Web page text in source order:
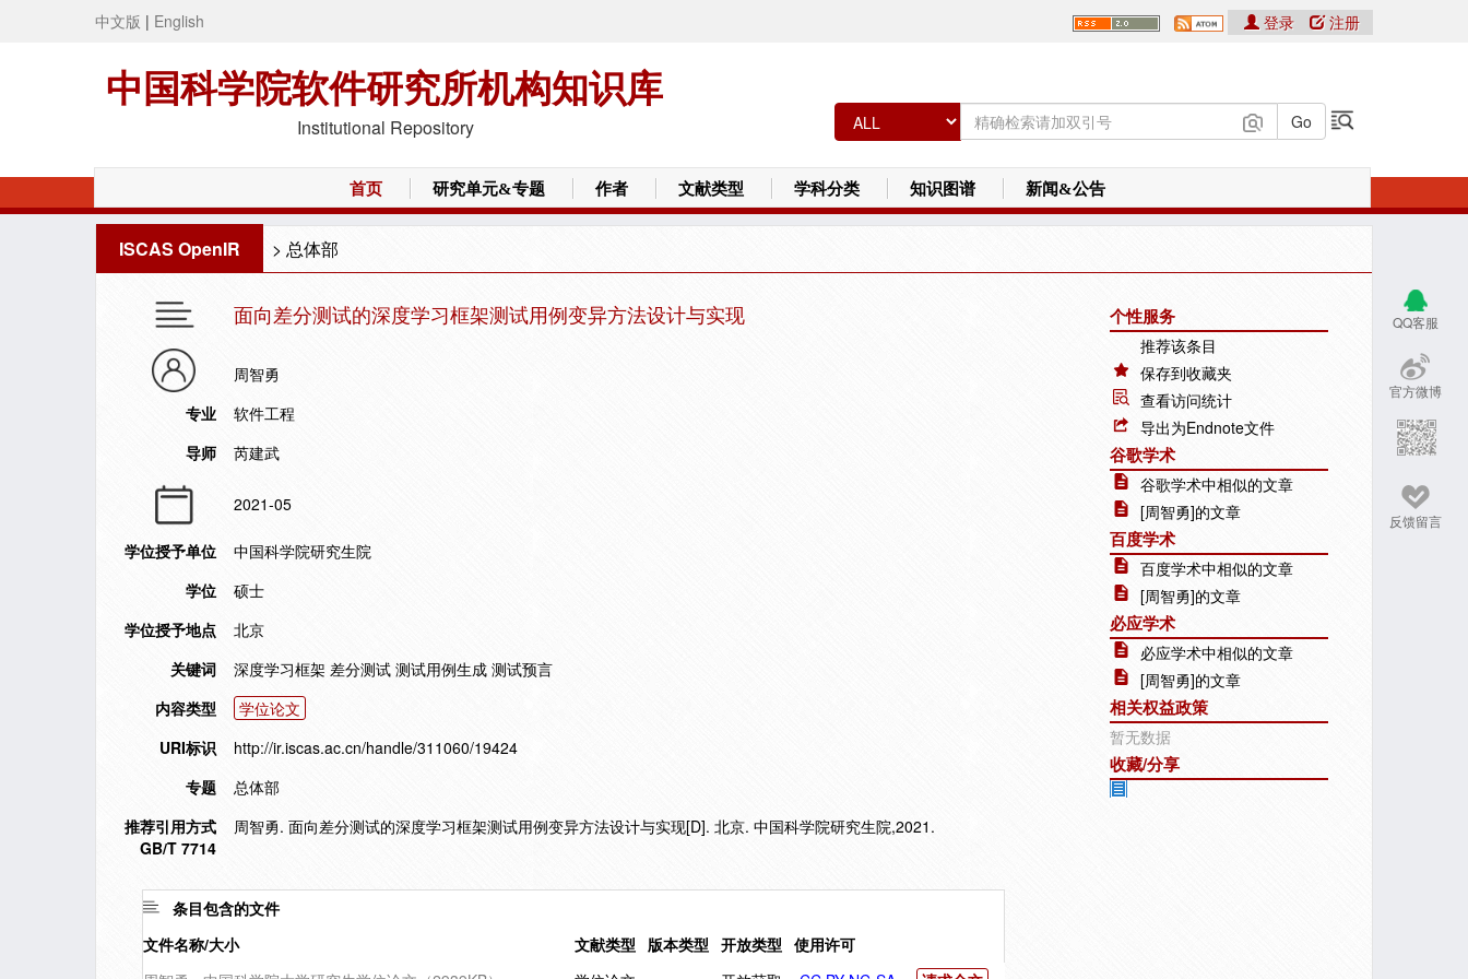
中文版 | English
中国科学院软件研究所机构知识库
Institutional Repository
登录 注册
首页 研究单元&专题 作者 文献类型 学科分类 知识图谱 新闻&公告
ISCAS OpenIR > 总体部
QQ客服
官方微博
反馈留言
面向差分测试的深度学习框架测试用例变异方法设计与实现
周智勇
专业
软件工程
导师
芮建武
2021-05
学位授予单位
中国科学院研究生院
学位
硕士
学位授予地点
北京
关键词
深度学习框架 差分测试 测试用例生成 测试预言
内容类型
学位论文
URI标识
http://ir.iscas.ac.cn/handle/311060/19424
专题
总体部
推荐引用方式
GB/T 7714
周智勇. 面向差分测试的深度学习框架测试用例变异方法设计与实现[D]. 北京. 中国科学院研究生院,2021.
条目包含的文件
文件名称/大小
文献类型 版本类型 开放类型 使用许可
个性服务
推荐该条目
保存到收藏夹
查看访问统计
导出为Endnote文件
谷歌学术
谷歌学术中相似的文章
[周智勇]的文章
百度学术
百度学术中相似的文章
[周智勇]的文章
必应学术
必应学术中相似的文章
[周智勇]的文章
相关权益政策
暂无数据
收藏/分享